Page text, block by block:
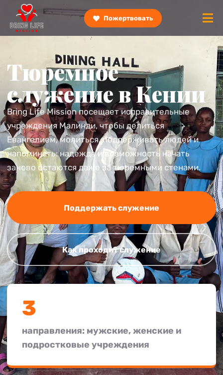
Пожертвовать
Тюремное
служение в Кении
Bring Life Mission посещает исправительные
учреждения Малинди, чтобы делиться
Евангелием, молиться, поддерживать людей и
напоминать: надежда и возможность начать
заново остаются даже за тюремными стенами.
Поддержать служение
Как проходит служение
3
направления: мужские, женские и
подростковые учреждения